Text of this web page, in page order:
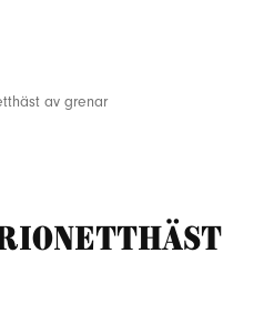
av grenar